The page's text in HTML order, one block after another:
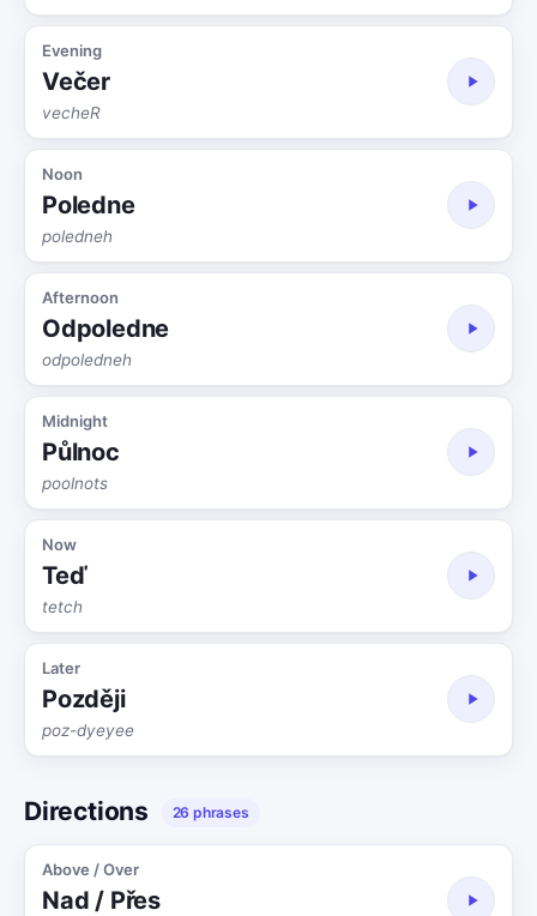
Evening
Večer
vecheR
Noon
Poledne
poledneh
Afternoon
Odpoledne
odpoledneh
Midnight
Půlnoc
poolnots
Now
Teď
tetch
Later
Později
poz-dyeyee
Directions 26 phrases
Above / Over
Nad / Přes